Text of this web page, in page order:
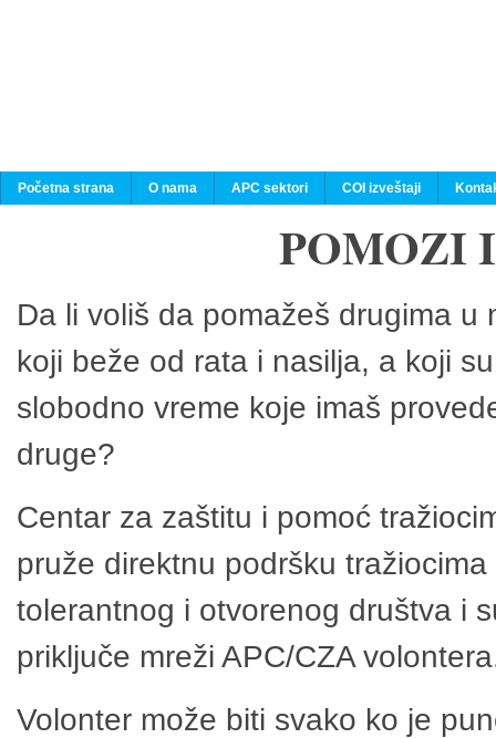
Početna strana O nama APC sektori COI izveštaji
POMOZI
Da li voliš da pomažeš drugima
koji beže od rata i nasilja, a koji
slobodno vreme koje imaš
druge?
Centar za zaštitu i pomoć
pruže direktnu podršku
tolerantnog i otvorenog društva i
priključe mreži APC/CZA
Volonter može biti svako ko je